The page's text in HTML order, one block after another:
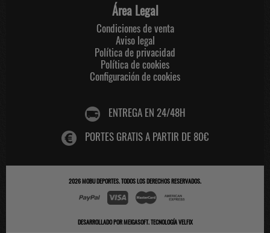
Área Legal
Condiciones de venta
Aviso legal
Política de privacidad
Política de cookies
Configuración de cookies
ENTREGA EN 24/48H
PORTES GRATIS A PARTIR DE 80€
2026MOBU DEPORTES. TODOS LOS DERECHOS RESERVADOS.
DESARROLLADO PORMEIGASOFT.TECNOLOGÍA VELFIX